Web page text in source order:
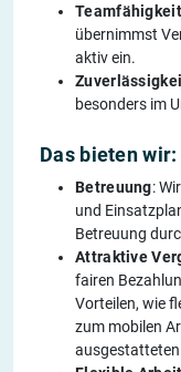
Teamfähigkeit
übernimmst
aktiv ein.
besonders im
Das bieten wir:
Betreuung:
und
Betreuung
Attraktive
fairen
Vorteilen, wie
zum mobilen